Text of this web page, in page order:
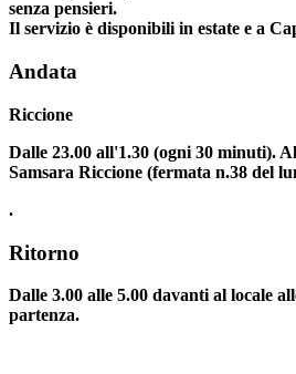
senza pensieri.
Il servizio è disponibili in estate e a
Andata
Riccione
Dalle 23.00 all'1.30 (ogni 30 minuti).
Samsara Riccione (fermata n.38 del
.
Ritorno
Dalle 3.00 alle 5.00 davanti al locale
partenza.